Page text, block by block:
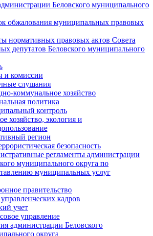
Беловского муниципального
обжалования муниципальных правовых
нормативных правовых актов Совета
депутатов Беловского муниципального
и комиссии
слушания
коммунальное хозяйство
политика
контроль
хозяйство, экология и
регион
безопасность
регламенты администрации
муниципального округа по
муниципальных услуг
правительство
кадров
учет
управление
администрации Беловского
округа